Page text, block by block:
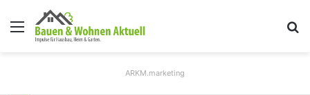
Menü
ARKM.marketing